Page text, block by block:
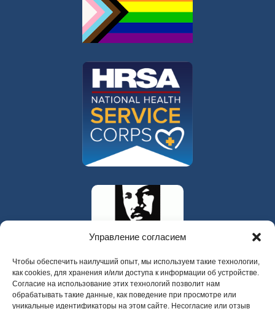
Управление согласием
Чтобы обеспечить наилучший опыт, мы используем такие технологии,
как cookies, для хранения и/или доступа к информации об устройстве.
Согласие на использование этих технологий позволит нам
обрабатывать такие данные, как поведение при просмотре или
уникальные идентификаторы на этом сайте. Несогласие или отзыв